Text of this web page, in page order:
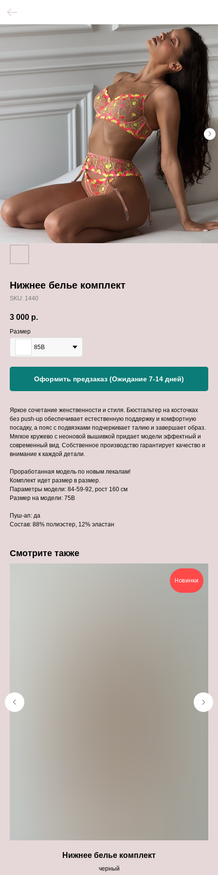
Нижнее белье комплект
SKU: 1440
3 000 р.
Размер
85B
Оформить предзаказ (Ожидание 7-14 дней)
Яркое сочетание женственности и стиля. Бюстгальтер на косточках
без push-up обеспечивает естественную поддержку и комфортную
посадку, а пояс с подвязками подчеркивает талию и завершает образ.
Мягкое кружево с неоновой вышивкой придает модели эффектный и
современный вид. Собственное производство гарантирует качество и
внимание к каждой детали.
Проработанная модель по новым лекалам!
Комплект идет размер в размер.
Параметры модели: 84-59-92, рост 160 см
Размер на модели: 75В
Пуш-ап: да
Состав: 88% полиэстер, 12% эластан
Смотрите также
Новинки
Нижнее белье комплект
черный